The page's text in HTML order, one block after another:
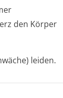
den Körper
leiden.